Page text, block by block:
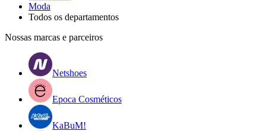
Moda
Todos os departamentos
Nossas marcas e parceiros
Netshoes
Epoca Cosméticos
KaBuM!